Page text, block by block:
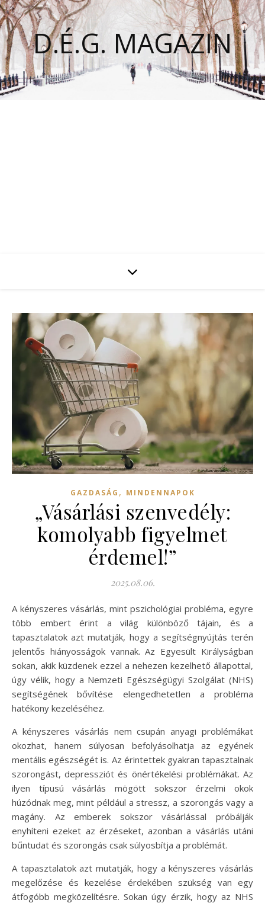
D.É.G. MAGAZIN
GAZDASÁG , MINDENNAPOK
„Vásárlási szenvedély:
komolyabb figyelmet
érdemel!”
2025.08.06.
A kényszeres vásárlás, mint pszichológiai probléma, egyre
több embert érint a világ különböző tájain, és a
tapasztalatok azt mutatják, hogy a segítségnyújtás terén
jelentős hiányosságok vannak. Az Egyesült Királyságban
sokan, akik küzdenek ezzel a nehezen kezelhető állapottal,
úgy vélik, hogy a Nemzeti Egészségügyi Szolgálat (NHS)
segítségének bővítése elengedhetetlen a probléma
hatékony kezeléséhez.
A kényszeres vásárlás nem csupán anyagi problémákat
okozhat, hanem súlyosan befolyásolhatja az egyének
mentális egészségét is. Az érintettek gyakran tapasztalnak
szorongást, depressziót és önértékelési problémákat. Az
ilyen típusú vásárlás mögött sokszor érzelmi okok
húzódnak meg, mint például a stressz, a szorongás vagy a
magány. Az emberek sokszor vásárlással próbálják
enyhíteni ezeket az érzéseket, azonban a vásárlás utáni
bűntudat és szorongás csak súlyosbítja a problémát.
A tapasztalatok azt mutatják, hogy a kényszeres vásárlás
megelőzése és kezelése érdekében szükség van egy
átfogóbb megközelítésre. Sokan úgy érzik, hogy az NHS